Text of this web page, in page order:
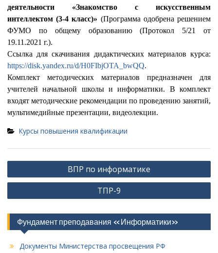
деятельности «Знакомство с искусственным
интеллектом (3-4 класс)» (Программа одобрена решением
ФУМО по общему образованию (Протокол 5/21 от
19.11.2021 г.).
Ссылка для скачивания дидактических материалов курса:
https://disk.yandex.ru/d/H0FIbjOTA_bwQQ.
Комплект методических материалов предназначен для
учителей начальной школы и информатики. В комплект
входят методические рекомендации по проведению занятий,
мультимедийные презентации, видеолекции.
Курсы повышения квалификации
Навигация
по
ВПР по информатике
ТПР-9
Фундамент преподавания «Информатики»
Документы Министерства просвещения РФ